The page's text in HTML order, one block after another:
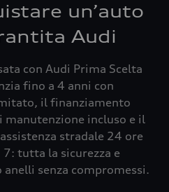
un’auto
Audi
con Audi Prima Scelta
fino a 4 anni con
il finanziamento
manutenzione incluso e il
stradale 24 ore
tutta la sicurezza e
anelli senza compromessi.